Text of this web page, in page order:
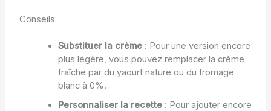
Conseils
Substituer la crème: Pour une version encore
plus légère, vous pouvez remplacer la crème
fraîche par du yaourt nature ou du fromage
blanc à 0%.
Personnaliser la recette: Pour ajouter encore